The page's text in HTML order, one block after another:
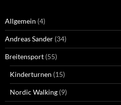
Allgemein (4)
Andreas Sander (34)
Breitensport (55)
Kinderturnen (15)
Nordic Walking (9)